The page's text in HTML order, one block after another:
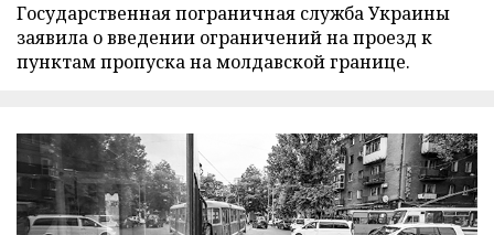
Государственная пограничная служба Украины
заявила о введении ограничений на проезд к
пунктам пропуска на молдавской границе.